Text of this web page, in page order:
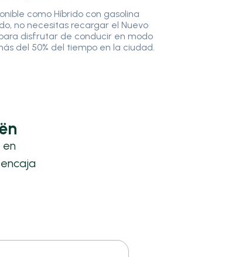
como Híbrido con gasolina
no necesitas recargar el Nuevo
disfrutar de conducir en modo
del 50% del tiempo en la ciudad.
en